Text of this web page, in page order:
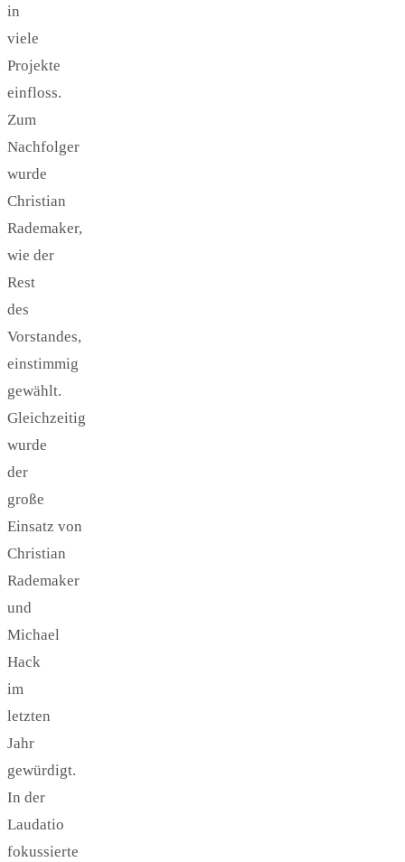
in
viele
Projekte
einfloss.
Zum
Nachfolger
wurde
Christian
Rademaker,
wie der
Rest
des
Vorstandes,
einstimmig
gewählt.
Gleichzeitig
wurde
der
große
Einsatz von
Christian
Rademaker
und
Michael
Hack
im
letzten
Jahr
gewürdigt.
In der
Laudatio
fokussierte